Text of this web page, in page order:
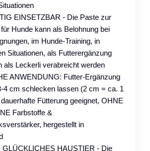
EINSETZBAR - Die Paste zur
Hunde kann als Belohnung bei
im Hunde-Training, in
Situationen, als Futterergänzung
als Leckerli verabreicht werden
ANWENDUNG: Futter-Ergänzung
4 cm schlecken lassen (2 cm = ca. 1
Fütterung geeignet, OHNE
Farbstoffe &
hergestellt in
GLÜCKLICHES HAUSTIER - Die